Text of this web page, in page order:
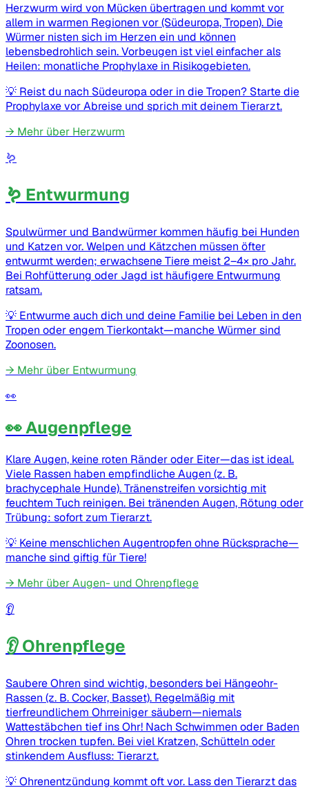
Herzwurm wird von Mücken übertragen und kommt vor
allem in warmen Regionen vor (Südeuropa, Tropen). Die
Würmer nisten sich im Herzen ein und können
lebensbedrohlich sein. Vorbeugen ist viel einfacher als
Heilen: monatliche Prophylaxe in Risikogebieten.
💡 Reist du nach Südeuropa oder in die Tropen? Starte die
Prophylaxe vor Abreise und sprich mit deinem Tierarzt.
→ Mehr über Herzwurm
🪱
🪱 Entwurmung
Spulwürmer und Bandwürmer kommen häufig bei Hunden
und Katzen vor. Welpen und Kätzchen müssen öfter
entwurmt werden; erwachsene Tiere meist 2–4× pro Jahr.
Bei Rohfütterung oder Jagd ist häufigere Entwurmung
ratsam.
💡 Entwurme auch dich und deine Familie bei Leben in den
Tropen oder engem Tierkontakt—manche Würmer sind
Zoonosen.
→ Mehr über Entwurmung
👀
👀 Augenpflege
Klare Augen, keine roten Ränder oder Eiter—das ist ideal.
Viele Rassen haben empfindliche Augen (z. B.
brachycephale Hunde). Tränenstreifen vorsichtig mit
feuchtem Tuch reinigen. Bei tränenden Augen, Rötung oder
Trübung: sofort zum Tierarzt.
💡 Keine menschlichen Augentropfen ohne Rücksprache—
manche sind giftig für Tiere!
→ Mehr über Augen- und Ohrenpflege
👂
👂 Ohrenpflege
Saubere Ohren sind wichtig, besonders bei Hängeohr-
Rassen (z. B. Cocker, Basset). Regelmäßig mit
tierfreundlichem Ohrreiniger säubern—niemals
Wattestäbchen tief ins Ohr! Nach Schwimmen oder Baden
Ohren trocken tupfen. Bei viel Kratzen, Schütteln oder
stinkendem Ausfluss: Tierarzt.
💡Ohrenentzündung kommt oft vor. Lass den Tierarzt das